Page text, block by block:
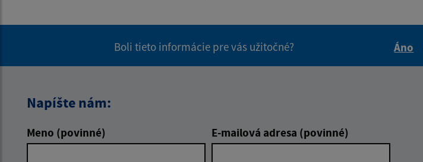
Boli tieto informácie pre vás užitočné?
Áno
Napíšte nám:
Meno (povinné) E-mailová adresa (povinné)